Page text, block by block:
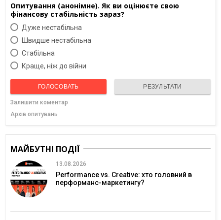
Опитування (анонімне). Як ви оцінюєте свою
фінансову стабільність зараз?
Дуже нестабільна
Швидше нестабільна
Cтабільна
Краще, ніж до війни
ГОЛОСОВАТЬ РЕЗУЛЬТАТИ
Залишити коментар
Архів опитувань
МАЙБУТНІ ПОДІЇ
13.08.2026
Performance vs. Creative: хто головний в
перформанс-маркетингу?